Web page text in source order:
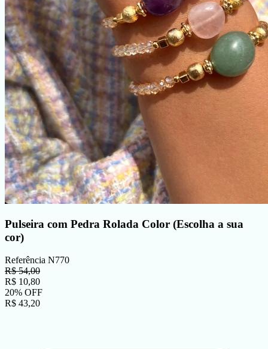
Pulseira com Pedra Rolada Color (Escolha a sua
cor)
Referência N770
R$54,00
R$ 10,80
20% OFF
R$ 43,20